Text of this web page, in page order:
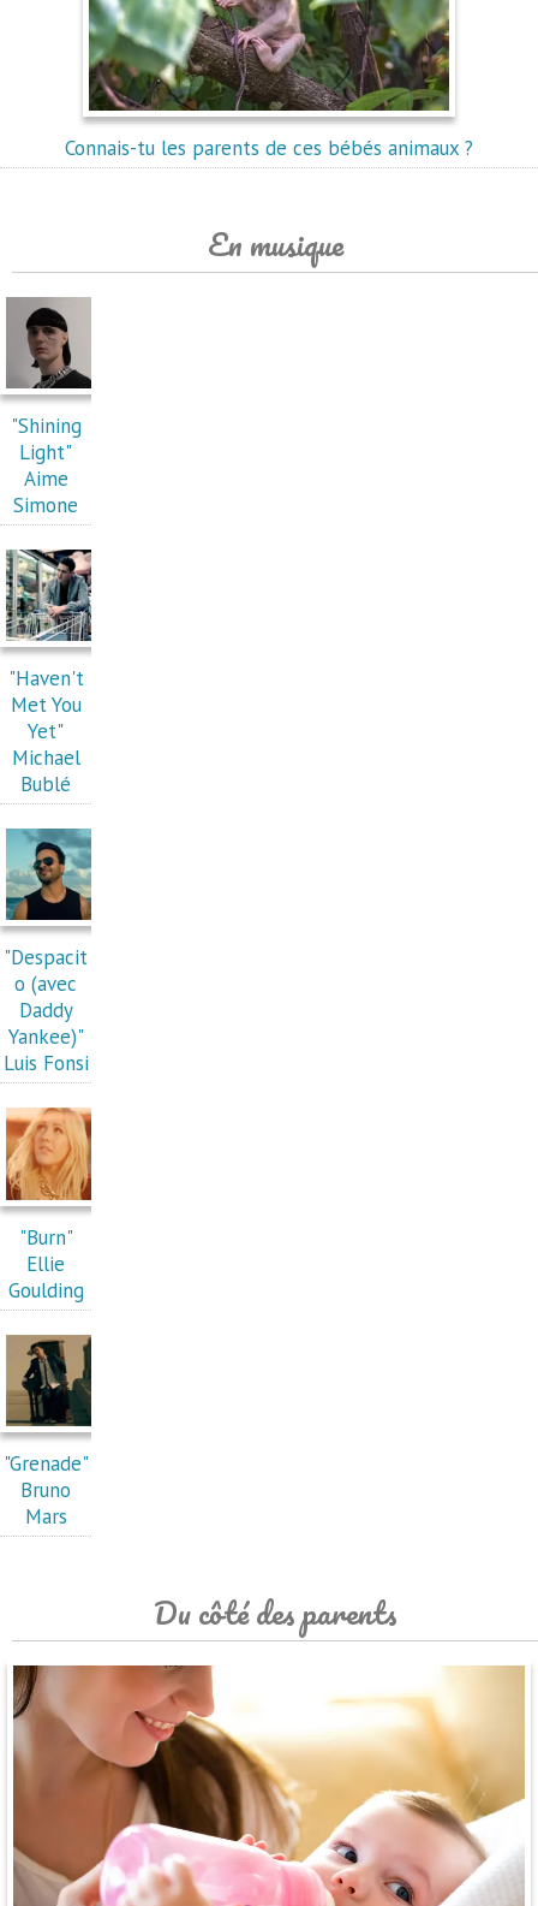
Connais-tu les parents de ces bébés animaux ?
En musique
"Shining
Light"
Aime
Simone
"Haven't
Met You
Yet"
Michael
Bublé
"Despacit
o (avec
Daddy
Yankee)"
Luis Fonsi
"Burn"
Ellie
Goulding
"Grenade"
Bruno
Mars
Du côté des parents